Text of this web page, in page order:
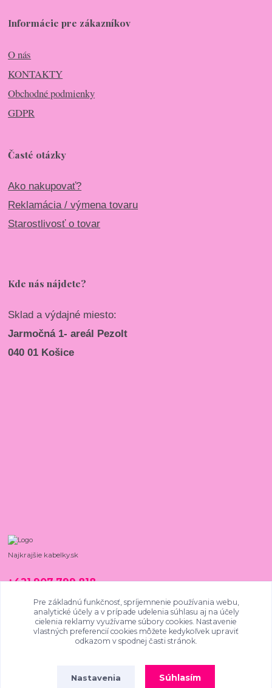
Informácie pre zákazníkov
O nás
KONTAKTY
Obchodné podmienky
GDPR
Časté otázky
Ako nakupovať?
Reklamácia / výmena tovaru
Starostlivosť o tovar
Kde nás nájdete?
Sklad a výdajné miesto:
Jarmočná 1- areál Pezolt
040 01 Košice
Najkrajšie kabelky.sk
+421 907 799 818
najkrajsiekabelky@gmail.com
Pre základnú funkčnosť, spríjemnenie používania webu,
analytické účely a v prípade udelenia súhlasu aj na účely
cielenia reklamy využívame súbory cookies. Nastavenie
vlastných preferencií cookies môžete kedykoľvek upraviť
odkazom v spodnej časti stránok.
Nastavenia Súhlasím
SKVĚLÉ4.9/5